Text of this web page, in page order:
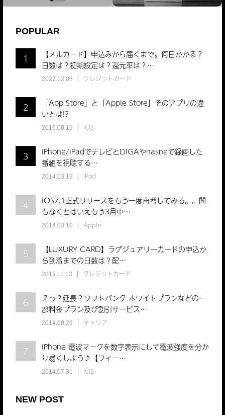
POPULAR
1
【メルカード】申込みから届くまで。何日かかる？
日数は？初期設定は？還元率は？…
2022.12.06 クレジットカード
2
「App Store」と「Apple Store」そのアプリの違
いとは!?
2016.08.19 iOS
3
iPhone/iPadでテレビとDIGAやnasneで録画した
番組を視聴する…
2014.03.13 iPad
4
iOS7.1正式リリースをもう一度再考してみる。。間
もなくとはいえもう3月中…
2014.03.10 Apple
5
【LUXURY CARD】ラグジュアリーカードの申込か
ら到着までの日数は？配…
2019.11.13 クレジットカード
6
えっ？延長？ソフトバンク ホワイトプランなどの一
部料金プラン及び割引サービス…
2014.08.29 キャリア
7
iPhone 電波マークを数字表示にして電波強度を分か
り易くしよう♪【フィー…
2014.07.31 iOS
NEW POST